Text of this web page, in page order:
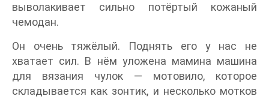
выволакивает сильно потёртый кожаный
чемодан.
Он очень тяжёлый. Поднять его у нас не
хватает сил. В нём уложена мамина машина
для вязания чулок — мотовило, которое
складывается как зонтик, и несколько мотков